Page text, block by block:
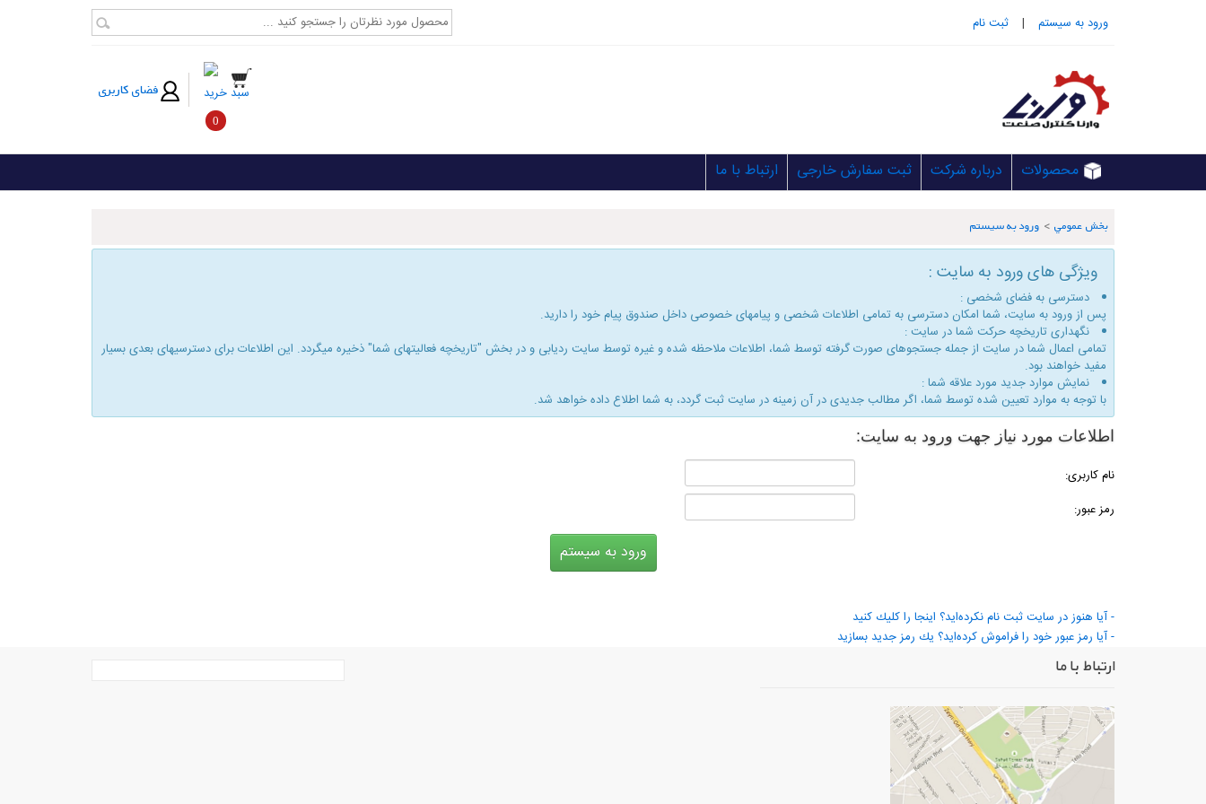
ورود به سيستم | ثبت نام
فضای کاربری سبد خرید
0
محصولات درباره شرکت ثبت سفارش خارجی ارتباط با ما
بخش عمومي > ورود به سیستم
ویژگی های ورود به سایت :
دسترسی به فضای شخصی :
پس از ورود به سایت، شما امكان دسترسی به تمامی اطلاعات شخصی و پیامهای خصوصی داخل صندوق پیام خود را دارید.
نگهداری تاریخچه حركت شما در سایت :
تمامی اعمال شما در سایت از جمله جستجوهای صورت گرفته توسط شما، اطلاعات ملاحظه شده و غیره توسط سایت ردیابی و در بخش "تاریخچه فعالیتهای شما" ذخیره میگردد. این اطلاعات برای دسترسیهای بعدی بسیار
مفید خواهند بود.
نمایش موارد جدید مورد علاقه شما :
با توجه به موارد تعیین شده توسط شما، اگر مطالب جدیدی در آن زمینه در سایت ثبت گردد، به شما اطلاع داده خواهد شد.
اطلاعات مورد نیاز جهت ورود به سایت:
نام كاربری:
رمز عبور:
- آیا هنوز در سایت ثبت نام نكرده‌اید؟ اینجا را كلیك كنید
- آیا رمز عبور خود را فراموش كرده‌اید؟ یك رمز جدید بسازید
ارتباط با ما